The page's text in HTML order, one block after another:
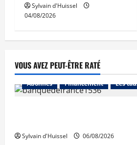
Sylvain d'Huissel
04/08/2026
VOUS AVEZ PEUT-ÊTRE RATÉ
Abonnés Financement Les
Sylvain d'Huissel 06/08/2026
Abonnés Financement